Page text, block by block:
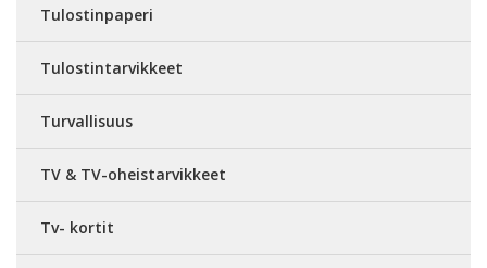
Tulostinpaperi
Tulostintarvikkeet
Turvallisuus
TV & TV-oheistarvikkeet
Tv- kortit